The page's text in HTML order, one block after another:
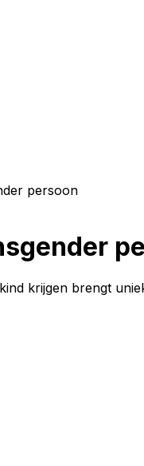
persoon
krijgen brengt